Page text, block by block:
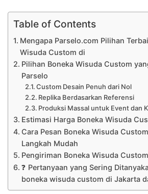
Table of Contents
Mengapa Parselo.com Pilihan
Wisuda Custom di
Pilihan Boneka Wisuda Custom
Parselo
Custom Desain Penuh dari Nol
Replika Berdasarkan Referensi
Produksi Massal untuk Event dan
Estimasi Harga Boneka Wisuda
Cara Pesan Boneka Wisuda
Langkah Mudah
Pengiriman Boneka Wisuda
❓ Pertanyaan yang Sering
boneka wisuda custom di Jakarta